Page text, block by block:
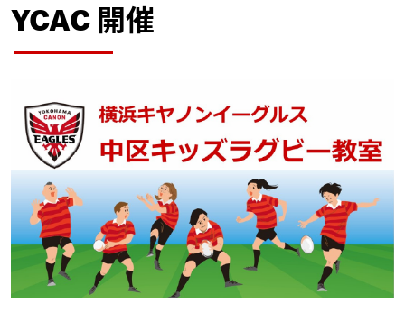
YCAC 開催